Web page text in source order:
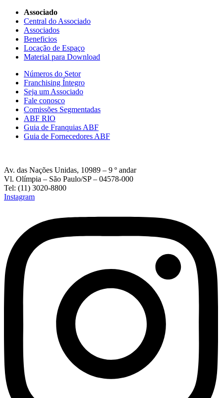
Associado
Central do Associado
Associados
Beneficios
Locação de Espaço
Material para Download
Números do Setor
Franchising Íntegro
Seja um Associado
Fale conosco
Comissões Segmentadas
ABF RIO
Guia de Franquias ABF
Guia de Fornecedores ABF
Av. das Nações Unidas, 10989 – 9 º andar
Vl. Olímpia – São Paulo/SP – 04578-000
Tel: (11) 3020-8800
Instagram